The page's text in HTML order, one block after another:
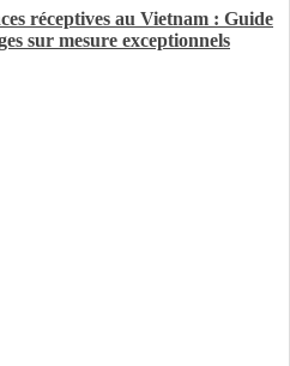
réceptives au Vietnam : Guide
sur mesure exceptionnels